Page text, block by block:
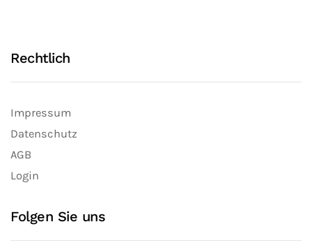
Rechtlich
Impressum
Datenschutz
AGB
Login
Folgen Sie uns